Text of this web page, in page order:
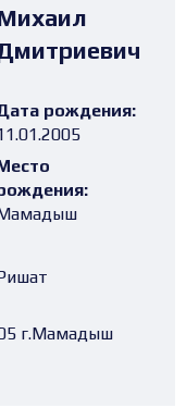
рождения:
г.Мамадыш